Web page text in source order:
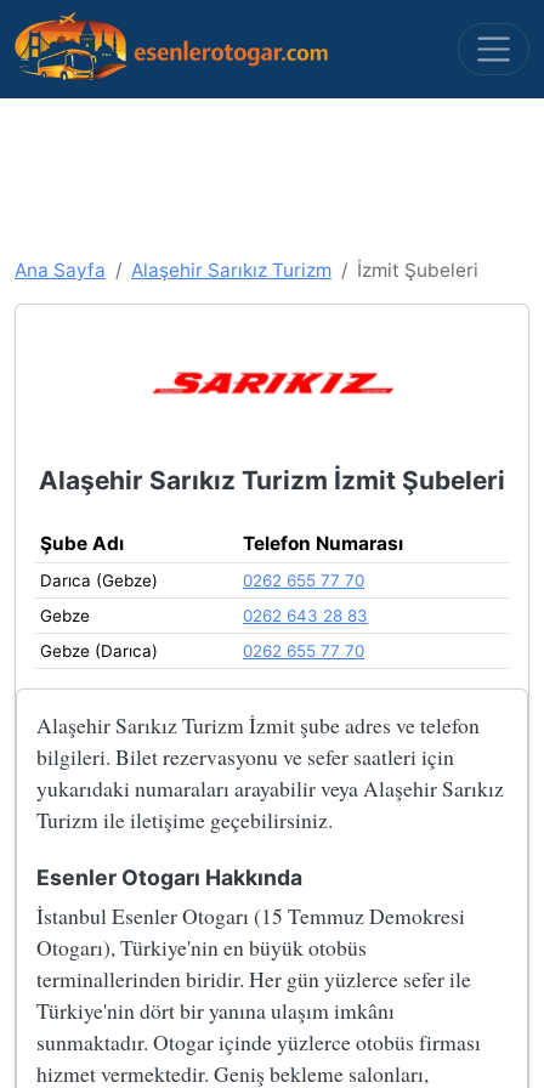
Ana Sayfa Alaşehir Sarıkız Turizm İzmit Şubeleri
Alaşehir Sarıkız Turizm İzmit Şubeleri
Şube Adı Telefon Numarası
Darıca (Gebze)
0262 655 77 70
Gebze
0262 643 28 83
Gebze (Darıca)
0262 655 77 70
Alaşehir Sarıkız Turizm İzmit şube adres ve telefon
bilgileri. Bilet rezervasyonu ve sefer saatleri için
yukarıdaki numaraları arayabilir veya Alaşehir Sarıkız
Turizm ile iletişime geçebilirsiniz.
Esenler Otogarı Hakkında
İstanbul Esenler Otogarı (15 Temmuz Demokresi
Otogarı), Türkiye'nin en büyük otobüs
terminallerinden biridir. Her gün yüzlerce sefer ile
Türkiye'nin dört bir yanına ulaşım imkânı
sunmaktadır. Otogar içinde yüzlerce otobüs firması
hizmet vermektedir. Geniş bekleme salonları,